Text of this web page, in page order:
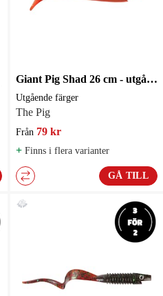
Giant Pig Shad 26 cm - utgående färger Sista chansen
Utgående färger
The Pig
Från 79 kr
+ Finns i flera varianter
GÅ TILL